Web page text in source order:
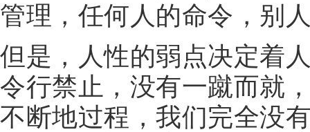
管理，任何人的命令，别
但是，人性的弱点决定着
令行禁止，没有一蹴而就
不断地过程，我们完全没